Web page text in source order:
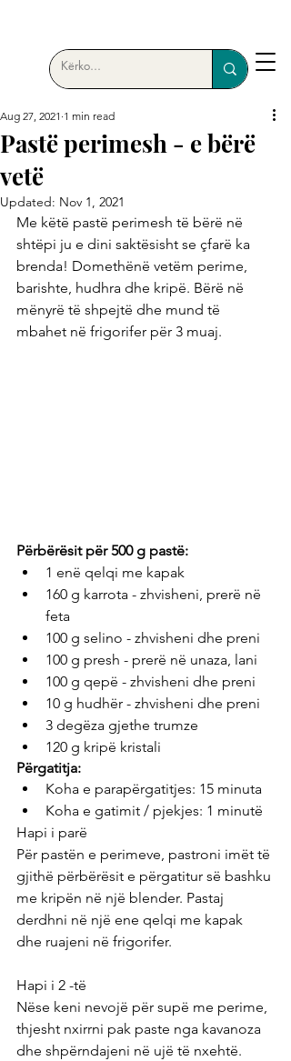
Pastë perimesh - e bërë
vetë
Aug 27, 2021 1 min read
Updated: Nov 1, 2021
Me këtë pastë perimesh të bërë në
shtëpi ju e dini saktësisht se çfarë ka
brenda! Domethënë vetëm perime,
barishte, hudhra dhe kripë. Bërë në
mënyrë të shpejtë dhe mund të
mbahet në frigorifer për 3 muaj.
Përbërësit për 500 g pastë:
1 enë qelqi me kapak
160 g karrota - zhvisheni, prerë në
feta
100 g selino - zhvisheni dhe preni
100 g presh - prerë në unaza, lani
100 g qepë - zhvisheni dhe preni
10 g hudhër - zhvisheni dhe preni
3 degëza gjethe trumze
120 g kripë kristali
Përgatitja:
Koha e parapërgatitjes: 15 minuta
Koha e gatimit / pjekjes: 1 minutë
Hapi i parë
Për pastën e perimeve, pastroni imët të
gjithë përbërësit e përgatitur së bashku
me kripën në një blender. Pastaj
derdhni në një ene qelqi me kapak
dhe ruajeni në frigorifer.
Hapi i 2 -të
Nëse keni nevojë për supë me perime,
thjesht nxirrni pak paste nga kavanoza
dhe shpërndajeni në ujë të nxehtë.